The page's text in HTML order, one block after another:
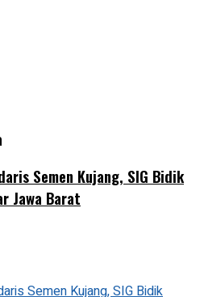
Semen Kujang, SIG Bidik
Jawa Barat